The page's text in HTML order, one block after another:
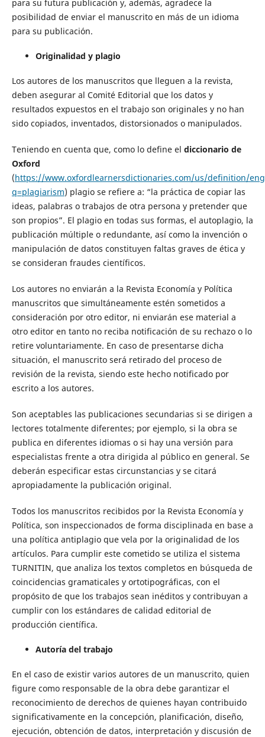
para su futura publicación y, además, agradece la
posibilidad de enviar el manuscrito en más de un idioma
para su publicación.
Originalidad y plagio
Los autores de los manuscritos que lleguen a la revista,
deben asegurar al Comité Editorial que los datos y
resultados expuestos en el trabajo son originales y no han
sido copiados, inventados, distorsionados o manipulados.
Teniendo en cuenta que, como lo define el diccionario de
Oxford
(https://www.oxfordlearnersdictionaries.com/us/definition/
q=plagiarism) plagio se refiere a: “la práctica de copiar las
ideas, palabras o trabajos de otra persona y pretender que
son propios”. El plagio en todas sus formas, el autoplagio, la
publicación múltiple o redundante, así como la invención o
manipulación de datos constituyen faltas graves de ética y
se consideran fraudes científicos.
Los autores no enviarán a la Revista Economía y Política
manuscritos que simultáneamente estén sometidos a
consideración por otro editor, ni enviarán ese material a
otro editor en tanto no reciba notificación de su rechazo o lo
retire voluntariamente. En caso de presentarse dicha
situación, el manuscrito será retirado del proceso de
revisión de la revista, siendo este hecho notificado por
escrito a los autores.
Son aceptables las publicaciones secundarias si se dirigen a
lectores totalmente diferentes; por ejemplo, si la obra se
publica en diferentes idiomas o si hay una versión para
especialistas frente a otra dirigida al público en general. Se
deberán especificar estas circunstancias y se citará
apropiadamente la publicación original.
Todos los manuscritos recibidos por la Revista Economía y
Política, son inspeccionados de forma disciplinada en base a
una política antiplagio que vela por la originalidad de los
artículos. Para cumplir este cometido se utiliza el sistema
TURNITIN, que analiza los textos completos en búsqueda de
coincidencias gramaticales y ortotipográficas, con el
propósito de que los trabajos sean inéditos y contribuyan a
cumplir con los estándares de calidad editorial de
producción científica.
Autoría del trabajo
En el caso de existir varios autores de un manuscrito, quien
figure como responsable de la obra debe garantizar el
reconocimiento de derechos de quienes hayan contribuido
significativamente en la concepción, planificación, diseño,
ejecución, obtención de datos, interpretación y discusión de